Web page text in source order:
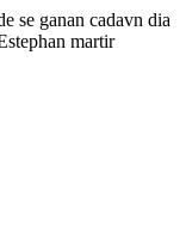
se ganan cadavn dia
martir